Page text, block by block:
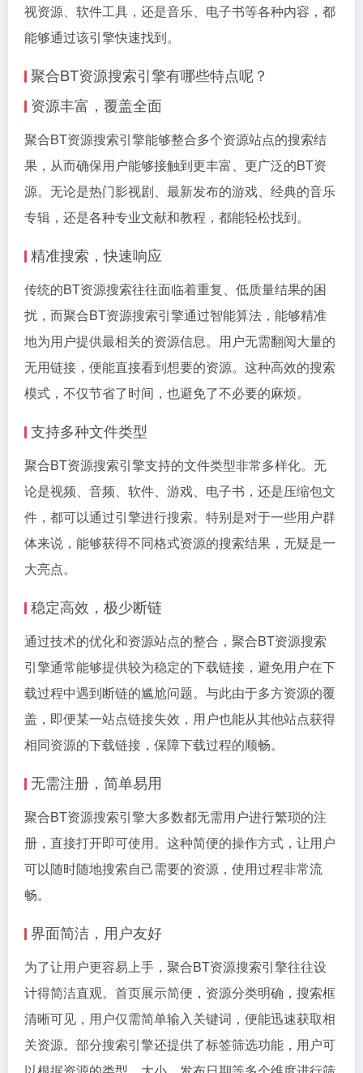
视资源、软件工具，还是音乐、电子书等各种内容，都
能够通过该引擎快速找到。
聚合BT资源搜索引擎有哪些特点呢？
资源丰富，覆盖全面
聚合BT资源搜索引擎能够整合多个资源站点的搜索结
果，从而确保用户能够接触到更丰富、更广泛的BT资
源。无论是热门影视剧、最新发布的游戏、经典的音乐
专辑，还是各种专业文献和教程，都能轻松找到。
精准搜索，快速响应
传统的BT资源搜索往往面临着重复、低质量结果的困
扰，而聚合BT资源搜索引擎通过智能算法，能够精准
地为用户提供最相关的资源信息。用户无需翻阅大量的
无用链接，便能直接看到想要的资源。这种高效的搜索
模式，不仅节省了时间，也避免了不必要的麻烦。
支持多种文件类型
聚合BT资源搜索引擎支持的文件类型非常多样化。无
论是视频、音频、软件、游戏、电子书，还是压缩包文
件，都可以通过引擎进行搜索。特别是对于一些用户群
体来说，能够获得不同格式资源的搜索结果，无疑是一
大亮点。
稳定高效，极少断链
通过技术的优化和资源站点的整合，聚合BT资源搜索
引擎通常能够提供较为稳定的下载链接，避免用户在下
载过程中遇到断链的尴尬问题。与此由于多方资源的覆
盖，即便某一站点链接失效，用户也能从其他站点获得
相同资源的下载链接，保障下载过程的顺畅。
无需注册，简单易用
聚合BT资源搜索引擎大多数都无需用户进行繁琐的注
册，直接打开即可使用。这种简便的操作方式，让用户
可以随时随地搜索自己需要的资源，使用过程非常流
畅。
界面简洁，用户友好
为了让用户更容易上手，聚合BT资源搜索引擎往往设
计得简洁直观。首页展示简便，资源分类明确，搜索框
清晰可见，用户仅需简单输入关键词，便能迅速获取相
关资源。部分搜索引擎还提供了标签筛选功能，用户可